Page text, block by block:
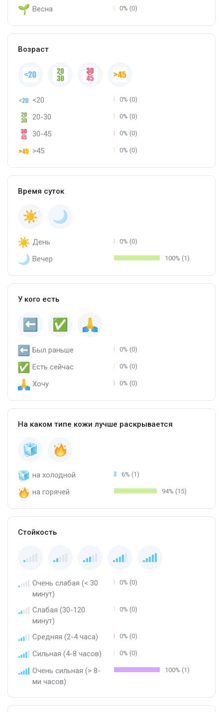
Весна 0% (0)
Возраст
<20 0% (0)
20-30 0% (0)
30-45 0% (0)
>45 0% (0)
Время суток
День 0% (0)
Вечер 100% (1)
У кого есть
Был раньше 0% (0)
Есть сейчас 0% (0)
Хочу 0% (0)
На каком типе кожи лучше раскрывается
на холодной 6% (1)
на горячей 94% (15)
Стойкость
Очень слабая (< 30
минут)
0% (0)
Слабая (30-120
минут)
0% (0)
Средняя (2-4 часа) 0% (0)
Сильная (4-8 часов) 0% (0)
Очень сильная (> 8-
ми часов)
100% (1)